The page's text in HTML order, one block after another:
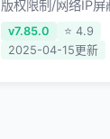
版权限制/网络IP屏
等问题,使用我们的
用回国VPN,可加速
v7.85.0
⭐ 4.9
2025-04-15更新